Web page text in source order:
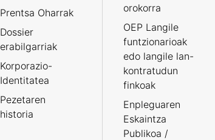
Prentsa Oharrak
Dossier
erabilgarriak
Korporazio-
Identitatea
Pezetaren
historia
orokorra
OEP Langile
funtzionarioak
edo langile lan-
kontratudun
finkoak
Enpleguaren
Eskaintza
Publikoa /